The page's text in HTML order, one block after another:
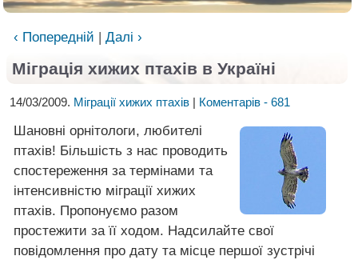
‹ Попередній | Далі ›
Міграція хижих птахів в Україні
14/03/2009. Міграції хижих птахів | Коментарів - 681
Шановні орнітологи, любителі
птахів! Більшість з нас проводить
спостереження за термінами та
інтенсивністю міграції хижих
птахів. Пропонуємо разом
простежити за її ходом. Надсилайте свої
повідомлення про дату та місце першої зустрічі